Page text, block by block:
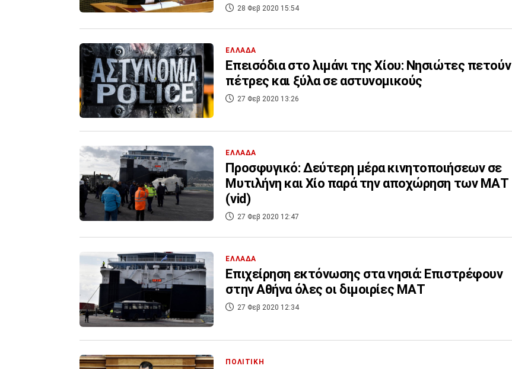
28 Φεβ 2020 15:54
ΕΛΛΑΔΑ
Επεισόδια στο λιμάνι της Χίου: Νησιώτες πετούν
πέτρες και ξύλα σε αστυνομικούς
27 Φεβ 2020 13:26
ΕΛΛΑΔΑ
Προσφυγικό: Δεύτερη μέρα κινητοποιήσεων σε
Μυτιλήνη και Χίο παρά την αποχώρηση των ΜΑΤ
(vid)
27 Φεβ 2020 12:47
ΕΛΛΑΔΑ
Επιχείρηση εκτόνωσης στα νησιά: Επιστρέφουν
στην Αθήνα όλες οι διμοιρίες ΜΑΤ
27 Φεβ 2020 12:34
ΠΟΛΙΤΙΚΗ